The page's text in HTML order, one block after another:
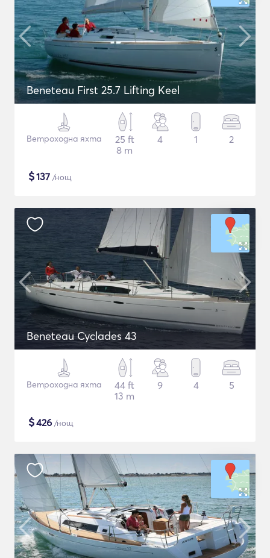
Beneteau First 25.7 Lifting Keel
Ветроходна яхта
25 ft
8 m
4 1 2
$137 /нощ
Beneteau Cyclades 43
Ветроходна яхта
44 ft
13 m
9 4 5
$426 /нощ